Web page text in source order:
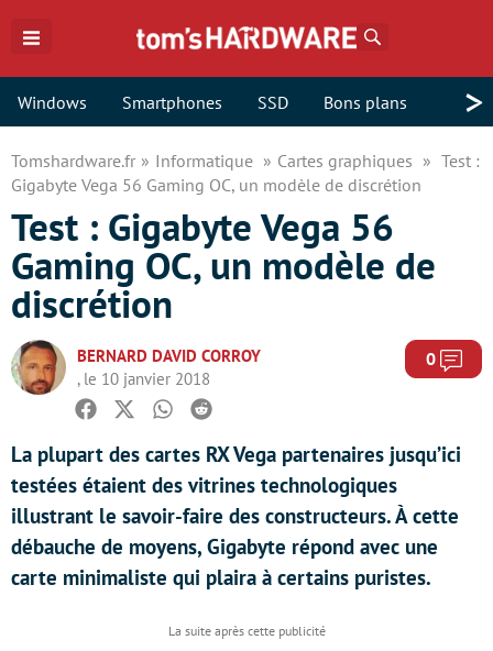
Windows Smartphones SSD Bons plans >
Tomshardware.fr Informatique Cartes graphiques
Test :
Gigabyte Vega 56 Gaming OC, un modèle de discrétion
Test : Gigabyte Vega 56
Gaming OC, un modèle de
discrétion
BERNARD DAVID CORROY
, le 10 janvier 2018
0
Facebook
TwitterWhatsapp
Reddit
La plupart des cartes RX Vega partenaires jusqu’ici
testées étaient des vitrines technologiques
illustrant le savoir-faire des constructeurs. À cette
débauche de moyens, Gigabyte répond avec une
carte minimaliste qui plaira à certains puristes.